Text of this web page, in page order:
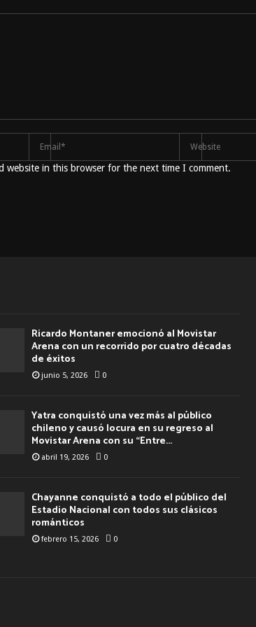
website in this browser for the next time I comment.
Ricardo Montaner emocionó al Movistar
Arena con un recorrido por cuatro décadas
de éxitos
junio 5, 2026 0
Yatra conquistó una vez más al público
chileno y causó locura en su regreso al
Movistar Arena con su “Entre...
abril 19, 2026 0
Chayanne conquistó a todo el público del
Estadio Nacional con todos sus clásicos
románticos
febrero 15, 2026 0